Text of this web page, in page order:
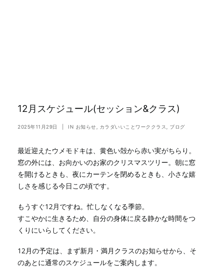
12月スケジュール(セッション&クラス)
2025年11月29日 IN お知らせ カラダいいことワーククラス ブログ
最近迎えたウメモドキは、黄色い殻から赤い実がちらり。
窓の外には、お向かいのお家のクリスマスツリー。朝に窓
を開けるときも、夜にカーテンを閉めるときも、小さな嬉
しさを感じる今日この頃です。
もうすぐ12月ですね。忙しなくなる季節。
すこやかに生きるため、自分の身体に戻る静かな時間をつ
くりにいらしてください。
12月の予定は、まず新月・満月クラスのお知らせから、そ
のあとに通常のスケジュールをご案内します。